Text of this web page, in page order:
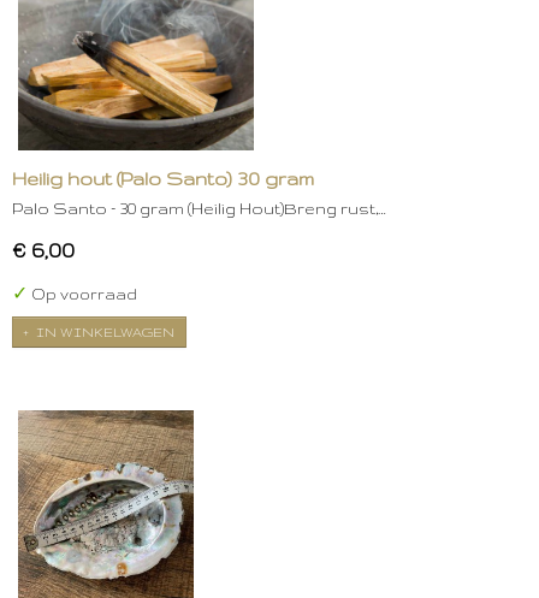
Heilig hout (Palo Santo) 30 gram
Palo Santo – 30 gram (Heilig Hout)Breng rust,…
€ 6,00
✓ Op voorraad
IN WINKELWAGEN